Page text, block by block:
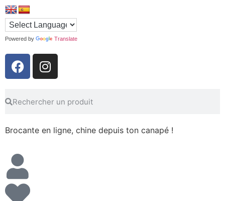
Brocante en ligne, chine depuis ton canapé !
Powered by Translate